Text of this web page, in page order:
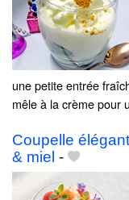
une petite entrée
mêle à la crème pour
Coupelle
& miel -